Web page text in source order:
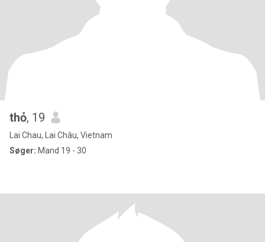
thỏ, 19
Lai Chau, Lai Châu, Vietnam
Søger: Mand 19 - 30